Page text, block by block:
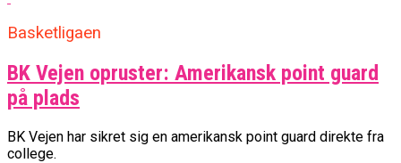
Basketligaen
BK Vejen opruster: Amerikansk point guard
på plads
BK Vejen har sikret sig en amerikansk point guard direkte fra
college.